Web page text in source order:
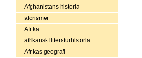
Afghanistans historia
aforismer
Afrika
afrikansk litteraturhistoria
Afrikas geografi